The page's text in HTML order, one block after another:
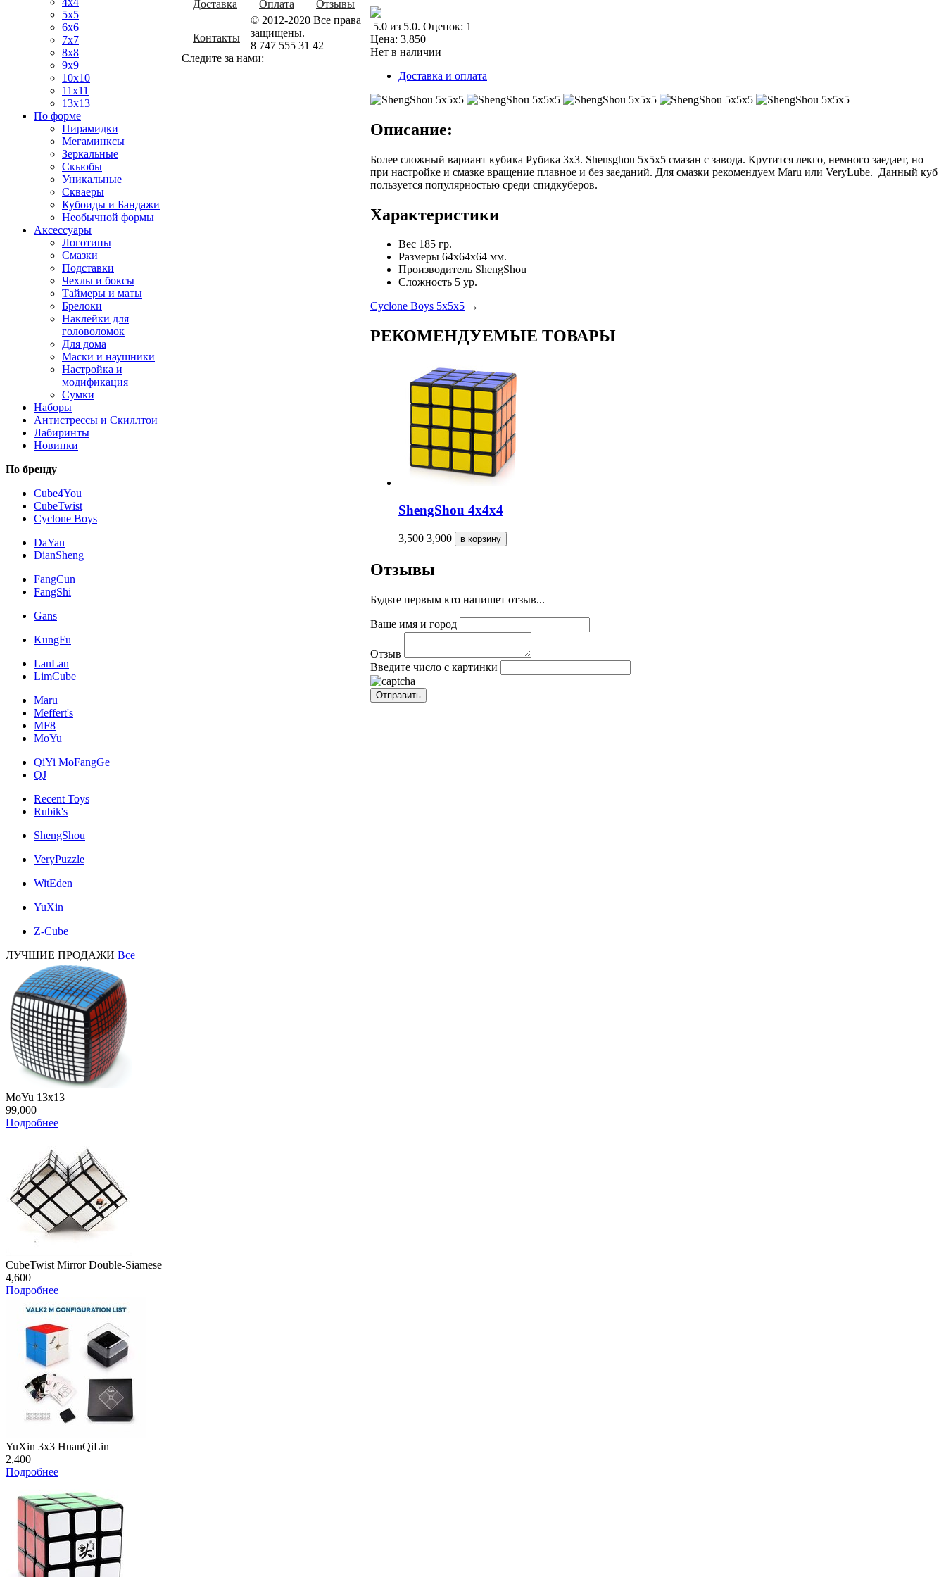
5x5
6x6
7x7
8x8
9x9
10x10
11x11
13x13
По форме
Пирамидки
Мегаминксы
Зеркальные
Скьюбы
Уникальные
Скваеры
Кубоиды и Бандажи
Необычной формы
Аксессуары
Логотипы
Смазки
Подставки
Чехлы и боксы
Таймеры и маты
Брелоки
Наклейки для
головоломок
Для дома
Маски и наушники
Настройка и
модификация
Сумки
Наборы
Антистрессы и Скиллтои
Лабиринты
Новинки
По бренду
Cube4You
CubeTwist
Cyclone Boys
DaYan
DianSheng
FangCun
FangShi
Gans
KungFu
LanLan
LimCube
Maru
Meffert's
MF8
MoYu
QiYi MoFangGe
QJ
Recent Toys
Rubik's
ShengShou
VeryPuzzle
WitEden
YuXin
Z-Cube
ЛУЧШИЕ ПРОДАЖИ Все
MoYu 13x13
99,000
Подробнее
CubeTwist Mirror Double-Siamese
4,600
Подробнее
YuXin 3x3 HuanQiLin
2,400
Подробнее
5.0 из 5.0. Оценок: 1
Цена: 3,850
Нет в наличии
Доставка и оплата
Описание:
Более сложный вариант кубика Рубика 3x3. Shensghou 5x5x5 смазан с завода. Крутится лекго, немного заедает, но
при настройке и смазке вращение плавное и без заеданий. Для смазки рекомендуем Maru или VeryLube. Данный куб
пользуется популярностью среди спидкуберов.
Характеристики
Вес 185 гр.
Размеры 64x64x64 мм.
Производитель ShengShou
Сложность 5 ур.
Cyclone Boys 5x5x5 →
РЕКОМЕНДУЕМЫЕ ТОВАРЫ
ShengShou 4x4x4
3,500 3,900
Отзывы
Будьте первым кто напишет отзыв...
Ваше имя и город
Отзыв
Введите число с картинки
Доставка Оплата Отзывы
Контакты
© 2012-2020 Все права
защищены.
8 747 555 31 42
Следите за нами: